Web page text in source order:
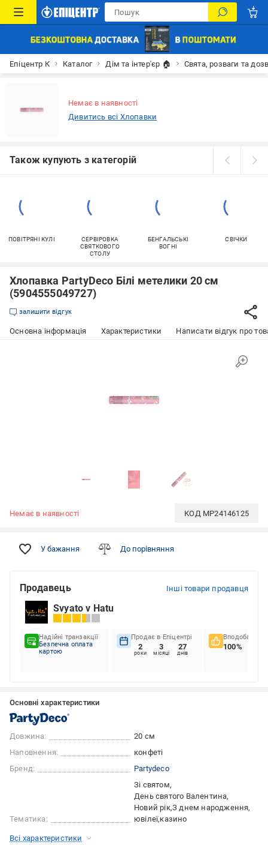
Епіцентр К Каталог Дім та інтер'єр 🏠 Свята, розваги та
Немає в наявності
Дивитись всі Хлопавки
Також купують з категорій
ПОВІТРЯНІ КУЛІ
СЕРВІРОВКА
СВЯТКОВОГО
СТОЛУ
БЕНГАЛЬСЬКІ
ВОГНІ
СВІЧКИ
Хлопавка PartyDeco Білі метелики 20 см
(5904555049727)
залишити відгук
Основна інформація Характеристики Написати відгук про
Немає в наявності КОД MP24146125
У бажання До порівняння
Продавець Інші товари продавця
Svyato v Hatu
Надійні транзакції
Безпечна оплата
картою
Продає в Епіцентрі
2
роки
3
місяці
27
днів
Вподобання
100%
Основні характеристики
Довжина:
20 см
Наповнення:
конфеті
Бренд:
Partydeco
Тематика:
Зі святом
День святого Валентина
Новий рік З днем народження
ювілеї казино
Всі характеристики